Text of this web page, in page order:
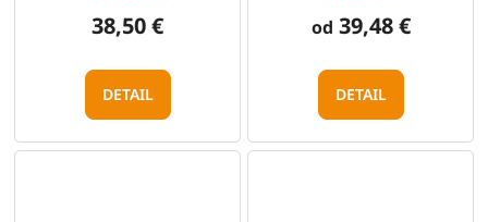
38,50 €
DETAIL
od 39,48 €
DETAIL